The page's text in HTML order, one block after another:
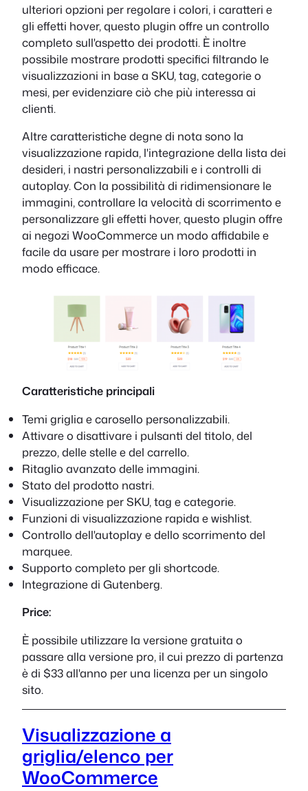
ulteriori opzioni per regolare i colori, i caratteri e
gli effetti hover, questo plugin offre un controllo
completo sull'aspetto dei prodotti. È inoltre
possibile mostrare prodotti specifici filtrando le
visualizzazioni in base a SKU, tag, categorie o
mesi, per evidenziare ciò che più interessa ai
clienti.
Altre caratteristiche degne di nota sono la
visualizzazione rapida, l'integrazione della lista dei
desideri, i nastri personalizzabili e i controlli di
autoplay. Con la possibilità di ridimensionare le
immagini, controllare la velocità di scorrimento e
personalizzare gli effetti hover, questo plugin offre
ai negozi WooCommerce un modo affidabile e
facile da usare per mostrare i loro prodotti in
modo efficace.
Caratteristiche principali
Temi griglia e carosello personalizzabili.
Attivare o disattivare i pulsanti del titolo, del
prezzo, delle stelle e del carrello.
Ritaglio avanzato delle immagini.
Stato del prodotto nastri.
Visualizzazione per SKU, tag e categorie.
Funzioni di visualizzazione rapida e wishlist.
Controllo dell'autoplay e dello scorrimento del
marquee.
Supporto completo per gli shortcode.
Integrazione di Gutenberg.
Price:
È possibile utilizzare la versione gratuita o
passare alla versione pro, il cui prezzo di partenza
è di $33 all'anno per una licenza per un singolo
sito.
Visualizzazione a
griglia/elenco per
WooCommerce